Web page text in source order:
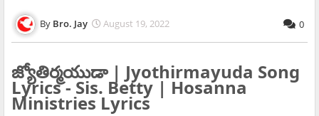
Bro. Jay August 19, 2022 0
జ్యోతిర్మయుడా | Jyothirmayuda Song
Lyrics - Sis. Betty | Hosanna
Ministries Lyrics